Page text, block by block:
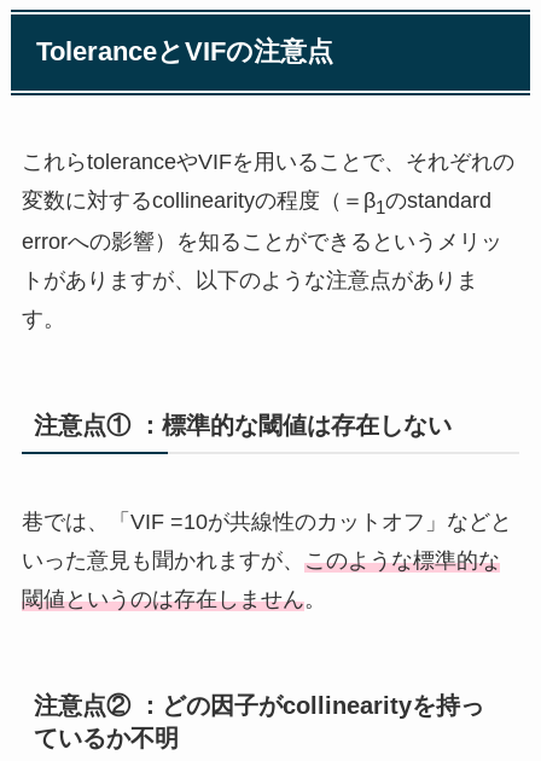
ToleranceとVIFの注意点
これらtoleranceやVIFを用いることで、それぞれの
変数に対するcollinearityの程度（＝β1のstandard
errorへの影響）を知ることができるというメリッ
トがありますが、以下のような注意点がありま
す。
注意点① ：標準的な閾値は存在しない
巷では、「VIF =10が共線性のカットオフ」などと
いった意見も聞かれますが、 このような標準的な
閾値というのは存在しません。
注意点② ：どの因子がcollinearityを持っ
ているか不明